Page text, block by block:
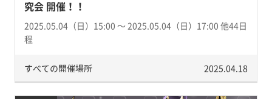
究会 開催！！
2025.05.04（日）15:00 〜 2025.05.04（日）17:00 他44日
程
すべての開催場所 2025.04.18